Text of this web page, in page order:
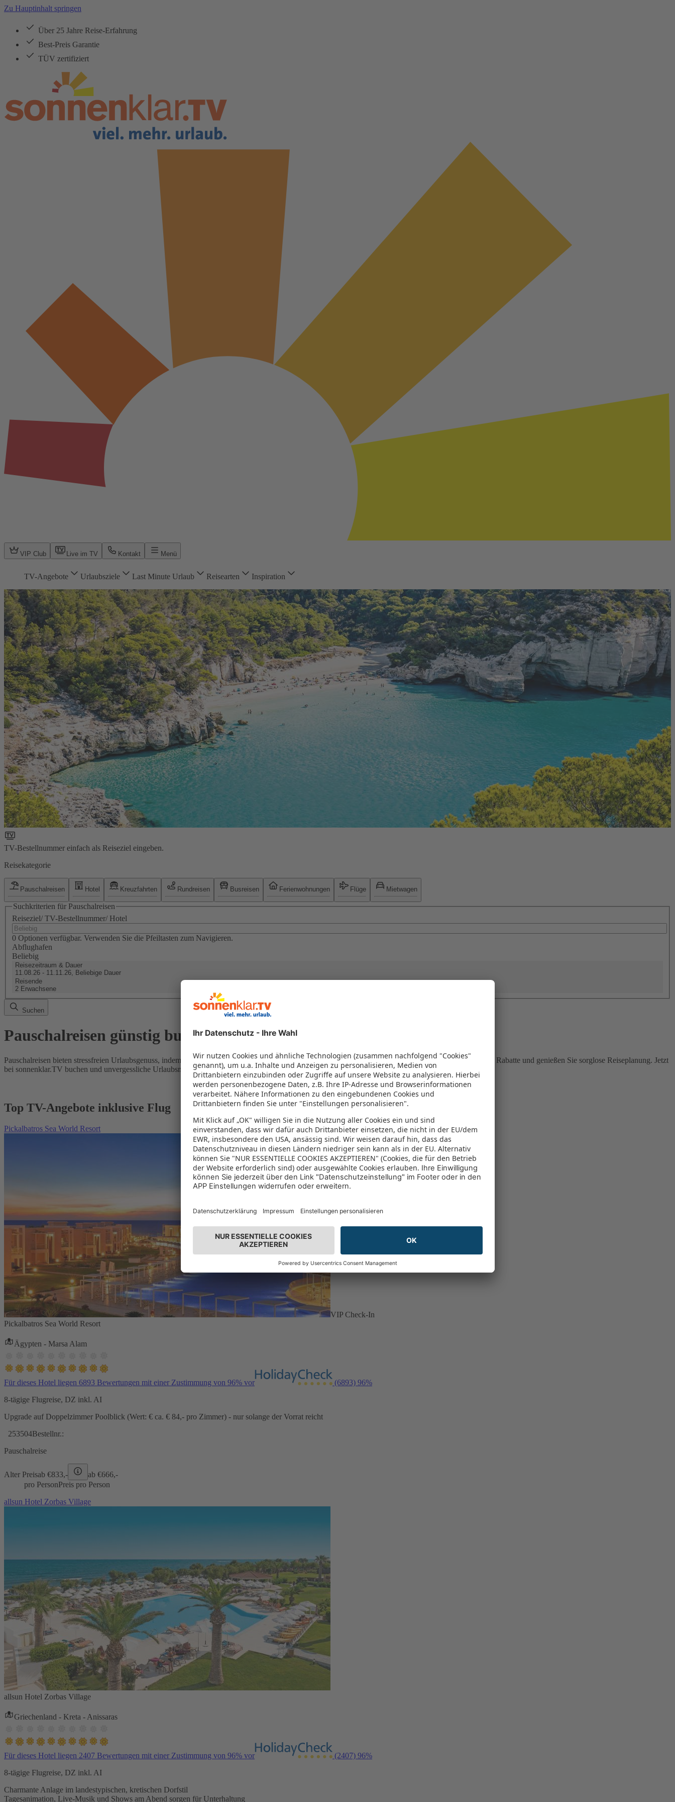
Zu Hauptinhalt springen
Über 25 Jahre Reise-Erfahrung
Best-Preis Garantie
TÜV zertifiziert
VIP Club Live im TV Kontakt Menü
TV-Angebote Urlaubsziele Last Minute Urlaub Reisearten Inspiration
TV-Bestellnummer einfach als Reiseziel eingeben.
Reisekategorie
Pauschalreisen Hotel Kreuzfahrten Rundreisen Busreisen Ferienwohnungen Flüge Mietwagen
Suchkriterien für Pauschalreisen
Reiseziel/ TV-Bestellnummer/ Hotel
0 Optionen verfügbar. Verwenden Sie die Pfeiltasten zum Navigieren.
Abflughafen
Beliebig
Reisezeitraum & Dauer
11.08.26 - 11.11.26, Beliebige Dauer
Reisende
2 Erwachsene
Suchen
Pauschalreisen günstig buchen
Pauschalreisen bieten stressfreien Urlaubsgenuss, indem Flug und Hotel in einem Paket kombiniert werden – das spart Zeit und Geld. Nutzen Sie attraktive Rabatte und genießen Sie sorglose Reiseplanung. Jetzt
bei sonnenklar.TV buchen und unvergessliche Urlaubsmomente erleben!
Top TV-Angebote inklusive Flug
Pickalbatros Sea World Resort
VIP Check-In
Pickalbatros Sea World Resort
Ägypten - Marsa Alam
Für dieses Hotel liegen 6893 Bewertungen mit einer Zustimmung von 96% vor (6893) 96%
8-tägige Flugreise, DZ inkl. AI
Upgrade auf Doppelzimmer Poolblick (Wert: € ca. € 84,- pro Zimmer) - nur solange der Vorrat reicht
253504Bestellnr.:
Pauschalreise
Alter Preisab €833,- ab €666,-
pro PersonPreis pro Person
allsun Hotel Zorbas Village
allsun Hotel Zorbas Village
Griechenland - Kreta - Anissaras
Für dieses Hotel liegen 2407 Bewertungen mit einer Zustimmung von 96% vor (2407) 96%
8-tägige Flugreise, DZ inkl. AI
Charmante Anlage im landestypischen, kretischen Dorfstil
Tagesanimation, Live-Musik und Shows am Abend sorgen für Unterhaltung